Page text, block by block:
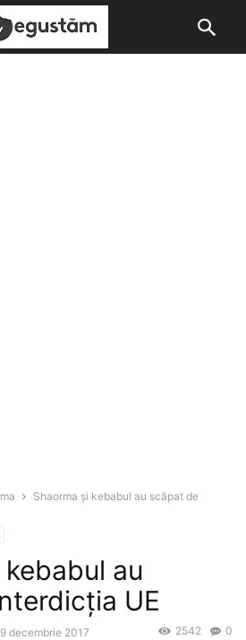
Shaorma şi kebabul au scăpat de
au
UE
decembrie 2017 0
2542